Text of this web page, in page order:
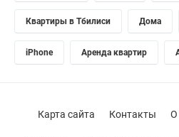
Квартиры в Тбилиси Дома
iPhone Аренда квартир
Карта сайта Контакты О